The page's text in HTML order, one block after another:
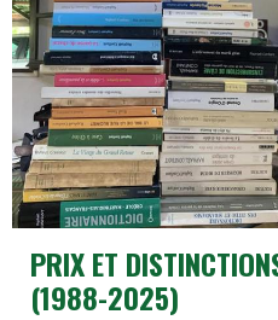
PRIX ET
(1988-2025)